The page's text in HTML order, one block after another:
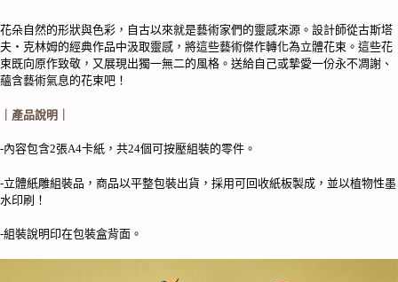
數
量
花朵自然的形狀與色彩，自古以來就是藝術家們的靈感來源。設計師從古斯塔
夫・克林姆的經典作品中汲取靈感，將這些藝術傑作轉化為立體花束。這些花
束既向原作致敬，又展現出獨一無二的風格。送給自己或摯愛一份永不凋謝、
蘊含藝術氣息的花束吧！
｜產品說明｜
-內容包含2張A4卡紙，共24個可按壓組裝的零件。
-立體紙雕組裝品，商品以平整包裝出貨，採用可回收紙板製成，並以植物性墨
水印刷！
-組裝說明印在包裝盒背面。